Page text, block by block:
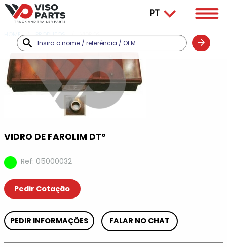
PRODUTOS VIDROS
VIDRO DE FAROLIM DTº
Ref: 05000032
Pedir Cotação
PEDIR INFORMAÇÕES FALAR NO CHAT